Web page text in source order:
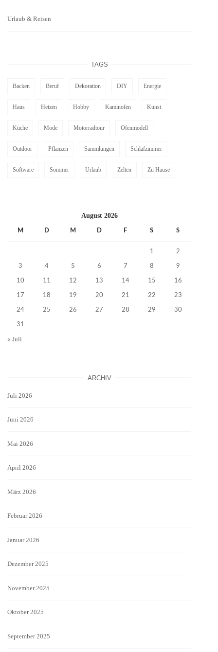
Urlaub & Reisen
TAGS
Backen Beruf Dekoration DIY Energie
Haus Heizen Hobby Kaminofen Kunst
Küche Mode Motorradtour Ofenmodell
Outdoor Pflanzen Sammlungen Schlafzimmer
Software Sommer Urlaub Zelten Zu Hause
August 2026
M D M D F S S
1 2
3 4 5 6 7 8 9
10 11 12 13 14 15 16
17 18 19 20 21 22 23
24 25 26 27 28 29 30
31
« Juli
ARCHIV
Juli 2026
Juni 2026
Mai 2026
April 2026
März 2026
Februar 2026
Januar 2026
Dezember 2025
November 2025
Oktober 2025
September 2025